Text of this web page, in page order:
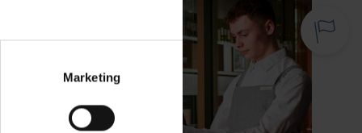
Marketing